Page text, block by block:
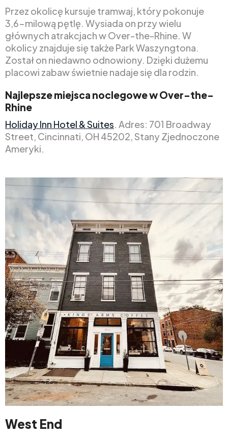
Przez okolicę kursuje tramwaj, który pokonuje
3,6-milową pętlę. Wysiada on przy wielu
głównych atrakcjach w Over-the-Rhine. W
okolicy znajduje się także Park Waszyngtona.
Został on niedawno odnowiony. Dzięki dużemu
placowi zabaw świetnie nadaje się dla rodzin.
Najlepsze miejsca noclegowe w Over-the-
Rhine
Holiday Inn Hotel & Suites . Adres: 701 Broadway
Street, Cincinnati, OH 45202, Stany Zjednoczone
Ameryki.
West End